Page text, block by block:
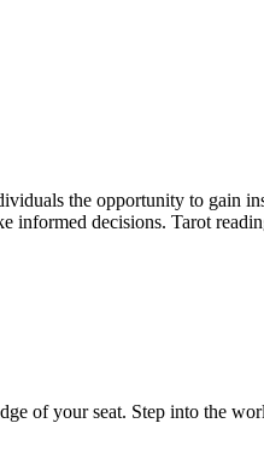
the opportunity to gain
informed decisions. Tarot
of your seat. Step into the